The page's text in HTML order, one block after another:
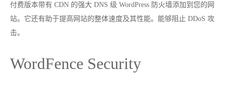
付费版本带有 CDN 的强大 DNS 级 WordPress 防火墙添加到您的网
站。它还有助于提高网站的整体速度及其性能。能够阻止 DDoS 攻
击。
WordFence Security